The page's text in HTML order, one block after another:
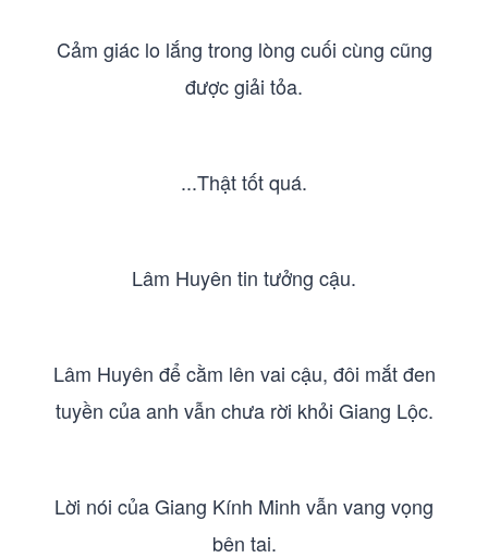
Cảm giác lo lắng trong lòng cuối cùng cũng
được giải tỏa.
...Thật tốt quá.
Lâm Huyên tin tưởng cậu.
Lâm Huyên để cằm lên vai cậu, đôi mắt đen
tuyền của anh vẫn chưa rời khỏi Giang Lộc.
Lời nói của Giang Kính Minh vẫn vang vọng
bên tai.